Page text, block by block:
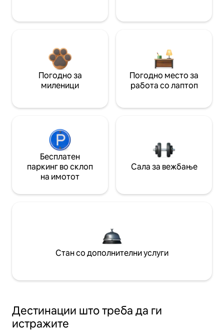
Погодно за
миленици
Погодно место за
работа со лаптоп
Бесплатен
паркинг во склоп
на имотот
Сала за вежбање
Стан со дополнителни услуги
Дестинации што треба да ги
истражите